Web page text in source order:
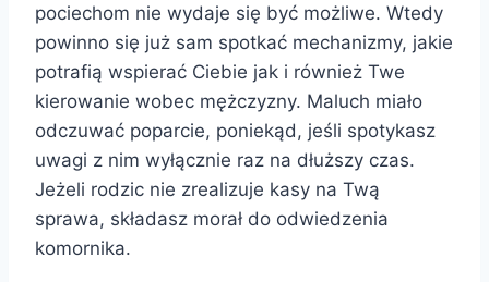
pociechom nie wydaje się być możliwe. Wtedy
powinno się już sam spotkać mechanizmy, jakie
potrafią wspierać Ciebie jak i również Twe
kierowanie wobec mężczyzny. Maluch miało
odczuwać poparcie, poniekąd, jeśli spotykasz
uwagi z nim wyłącznie raz na dłuższy czas.
Jeżeli rodzic nie zrealizuje kasy na Twą
sprawa, składasz morał do odwiedzenia
komornika.